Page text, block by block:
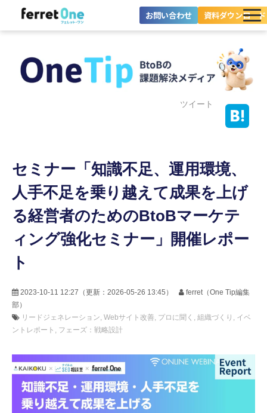
お問い合わせ 資料ダウンロード
ツール・機能一覧
料金プラン
セミナー
お役立ち情報
ツイート
セミナー「知識不足、運用環境、
人手不足を乗り越えて成果を上げ
る経営者のためのBtoBマーケテ
ィング強化セミナー」開催レポー
ト
2023-10-11 12:27 （更新： 2026-05-26 13:45 ）
ferret（One Tip編集
部）
リードジェネレーション Webサイト改善 プロに聞く 組織づくり
イベ
ントレポート
フェーズ：戦略設計